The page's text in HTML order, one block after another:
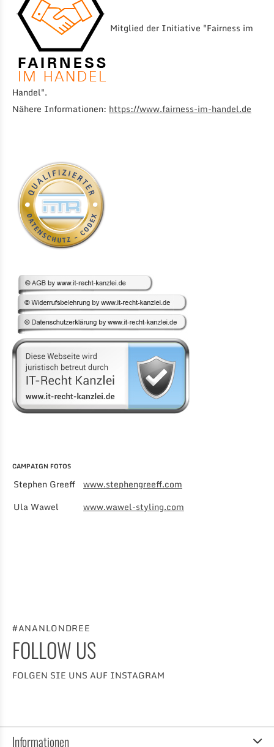
Mitglied der Initiative "Fairness im
Handel".
Nähere Informationen: https://www.fairness-im-handel.de
CAMPAIGN FOTOS
Stephen Greeff www.stephengreeff.com
Ula Wawel
www.wawel-styling.com
#ANANLONDREE
FOLLOW US
FOLGEN SIE UNS AUF INSTAGRAM
Informationen